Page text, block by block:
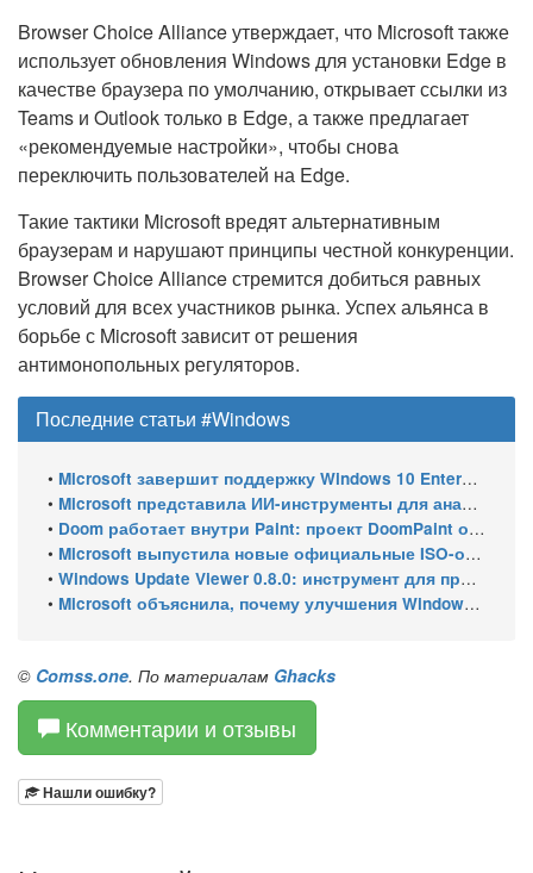
Browser Choice Alliance утверждает, что Microsoft также
использует обновления Windows для установки Edge в
качестве браузера по умолчанию, открывает ссылки из
Teams и Outlook только в Edge, а также предлагает
«рекомендуемые настройки», чтобы снова
переключить пользователей на Edge.
Такие тактики Microsoft вредят альтернативным
браузерам и нарушают принципы честной конкуренции.
Browser Choice Alliance стремится добиться равных
условий для всех участников рынка. Успех альянса в
борьбе с Microsoft зависит от решения
антимонопольных регуляторов.
Последние статьи #Windows
• Microsoft завершит поддержку Windows 10 Enterprise LTSC 2021 в январе 2027 года. ESU продлят обновления до января 2030 года
• Microsoft представила ИИ-инструменты для анализа производительности Windows: ETW MCP и WPA MCP
• Doom работает внутри Paint: проект DoomPaint от технического директора Microsoft Azure
• Microsoft выпустила новые официальные ISO-образы Windows 11 для инсайдеров
• Windows Update Viewer 0.8.0: инструмент для просмотра истории обновлений Windows 11 и Windows 10 получил улучшения
• Microsoft объяснила, почему улучшения Windows 11 выходят так медленно
© Comss.one. По материалам Ghacks
Комментарии и отзывы
Нашли ошибку?